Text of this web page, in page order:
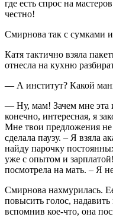
где есть спрос на
честно!
Смирнова так с сумками и
Катя тактично взяла
отнесла на кухню
— А институт? Какой
— Ну, мам! Зачем мне эта
конечно, интересная, я
Мне твои предложения
сделала паузу. – Я взяла
найду парочку
уже с опытом и
посмотрела на мать. – Я
Смирнова нахмурилась.
повысить голос,
вспомнив кое-что, она